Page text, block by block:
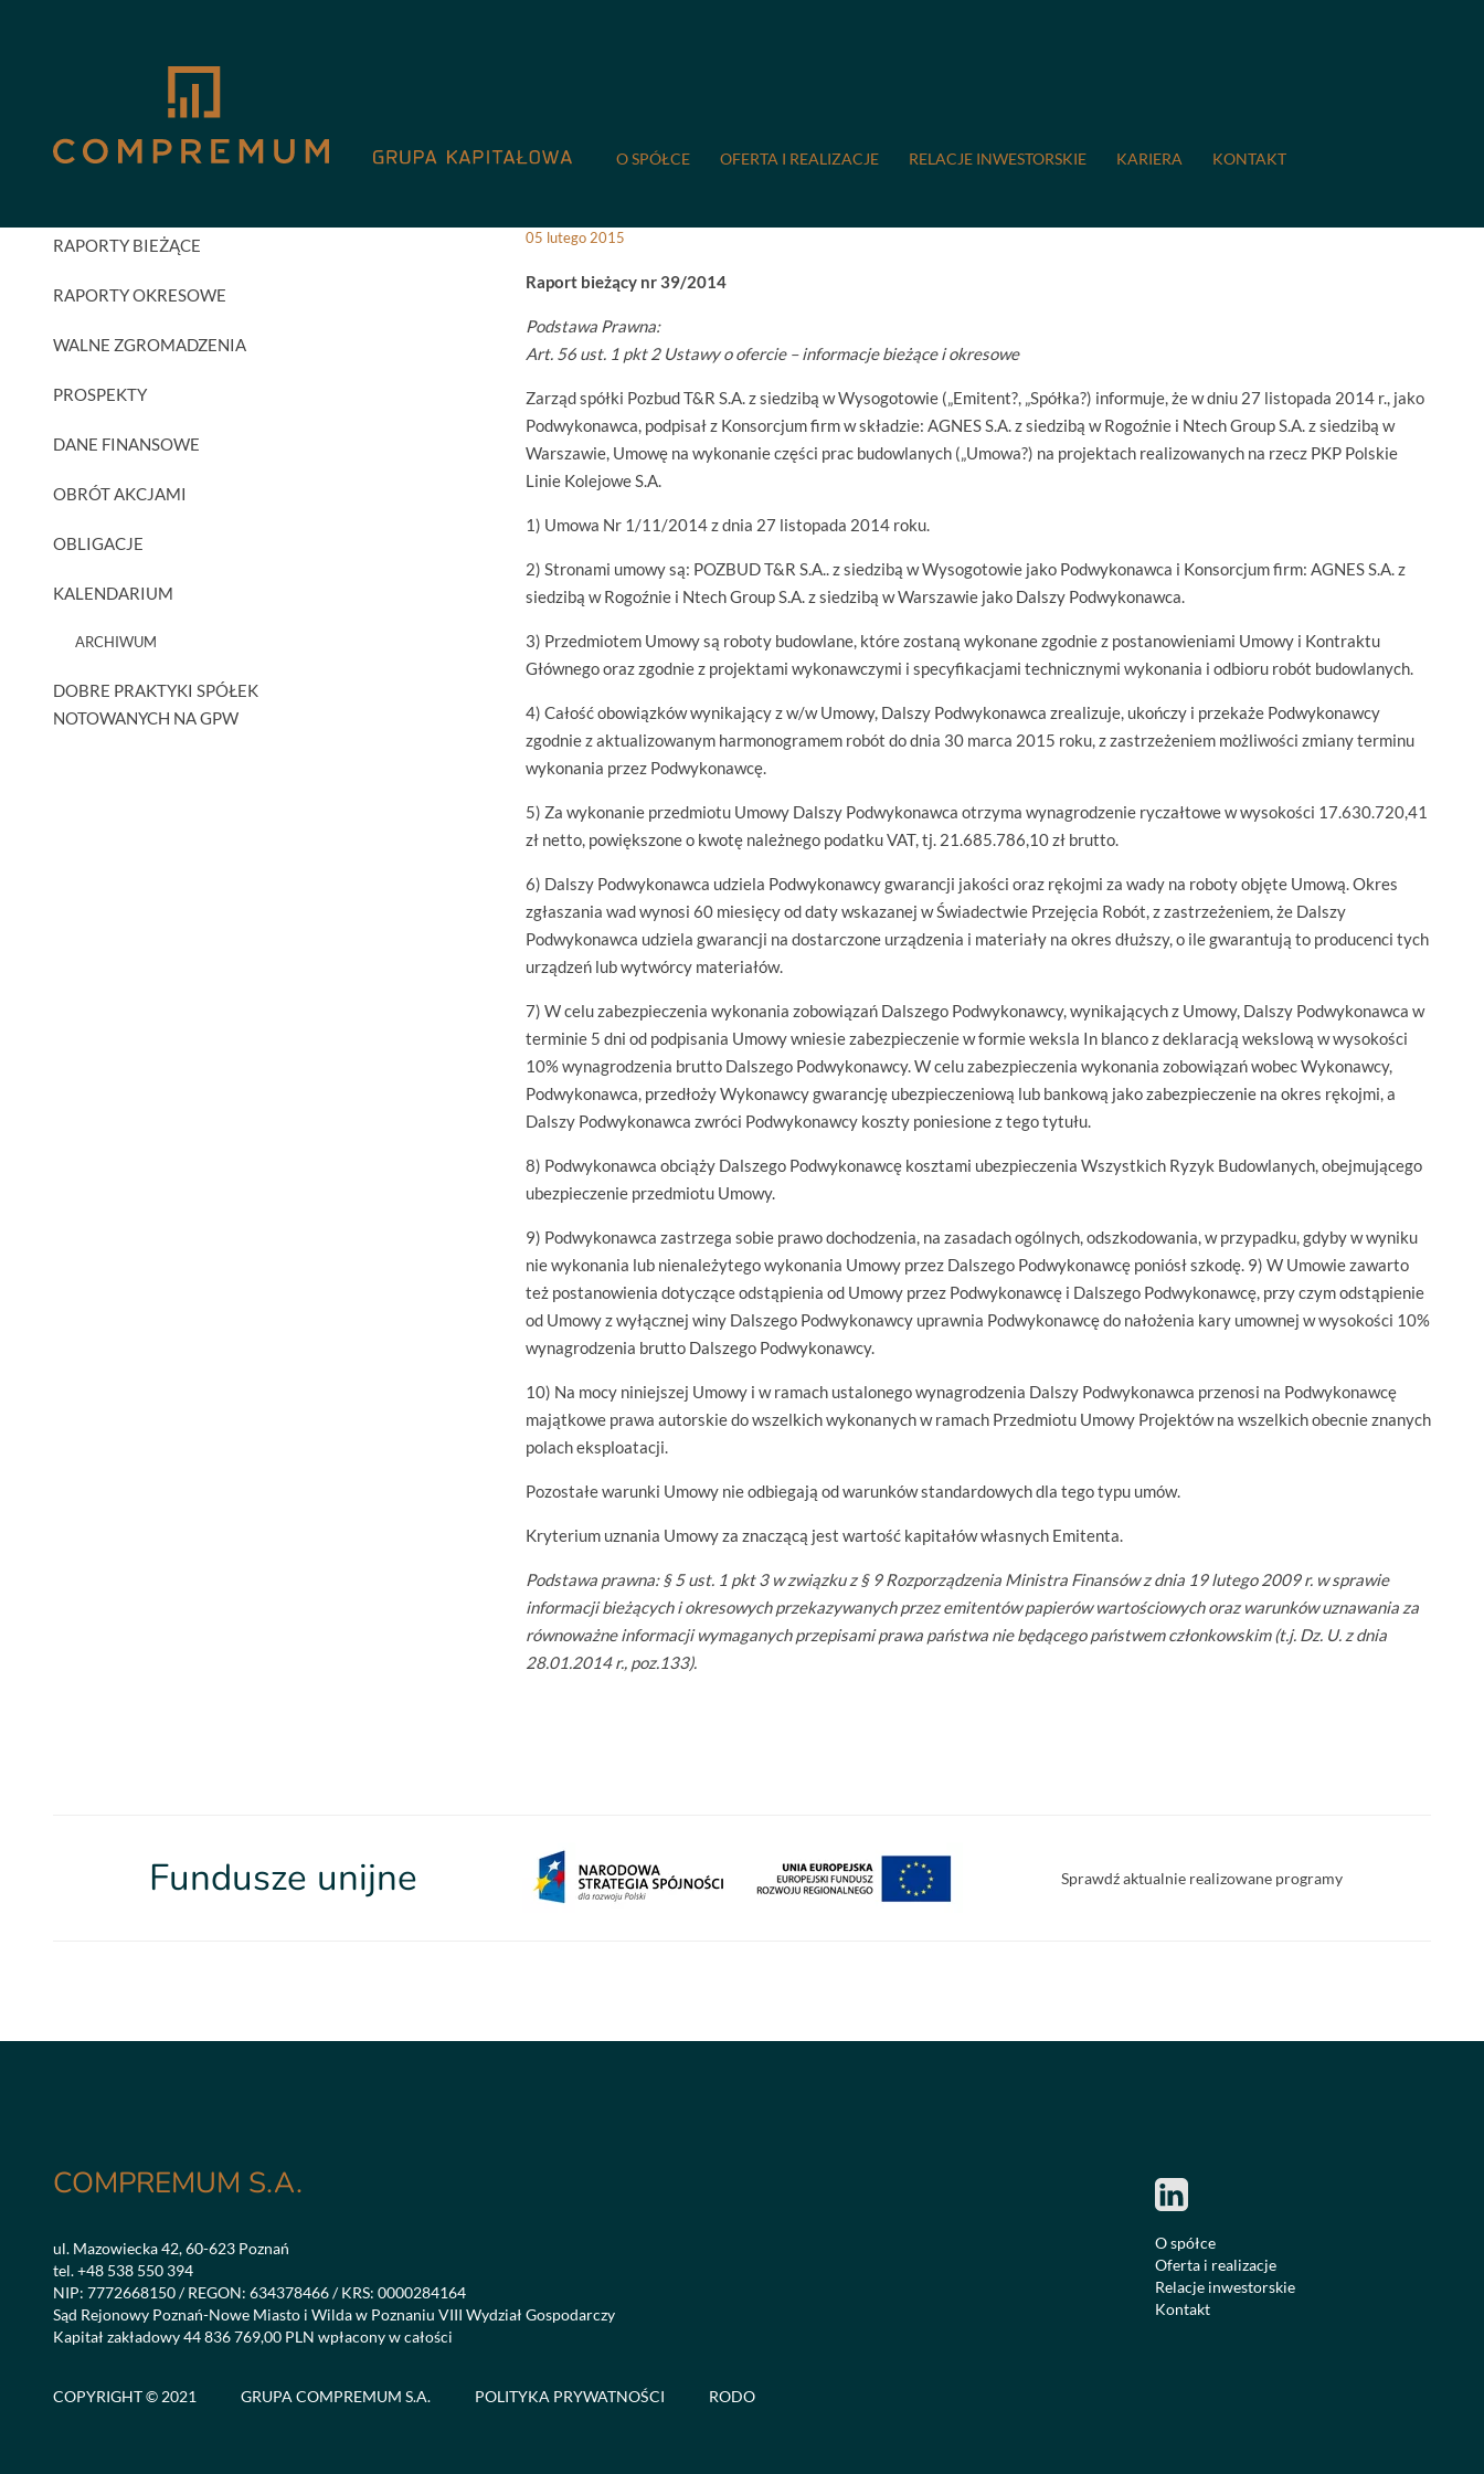
O SPÓŁCE OFERTA I REALIZACJE RELACJE INWESTORSKIE KARIERA KONTAKT
GPW
RAPORTY BIEŻĄCE
RAPORTY OKRESOWE
WALNE ZGROMADZENIA
PROSPEKTY
DANE FINANSOWE
OBRÓT AKCJAMI
OBLIGACJE
KALENDARIUM
ARCHIWUM
DOBRE PRAKTYKI SPÓŁEK
NOTOWANYCH NA GPW
Zawarcie znaczących umów z ALUSTA S.A.
05 lutego 2015
Raport bieżący nr 39/2014
Podstawa Prawna:
Art. 56 ust. 1 pkt 2 Ustawy o ofercie – informacje bieżące i okresowe
Zarząd spółki Pozbud T&R S.A. z siedzibą w Wysogotowie („Emitent?, „Spółka?) informuje, że w dniu 27 listopada 2014 r., jako
Podwykonawca, podpisał z Konsorcjum firm w składzie: AGNES S.A. z siedzibą w Rogoźnie i Ntech Group S.A. z siedzibą w
Warszawie, Umowę na wykonanie części prac budowlanych („Umowa?) na projektach realizowanych na rzecz PKP Polskie
Linie Kolejowe S.A.
1) Umowa Nr 1/11/2014 z dnia 27 listopada 2014 roku.
2) Stronami umowy są: POZBUD T&R S.A.. z siedzibą w Wysogotowie jako Podwykonawca i Konsorcjum firm: AGNES S.A. z
siedzibą w Rogoźnie i Ntech Group S.A. z siedzibą w Warszawie jako Dalszy Podwykonawca.
3) Przedmiotem Umowy są roboty budowlane, które zostaną wykonane zgodnie z postanowieniami Umowy i Kontraktu
Głównego oraz zgodnie z projektami wykonawczymi i specyfikacjami technicznymi wykonania i odbioru robót budowlanych.
4) Całość obowiązków wynikający z w/w Umowy, Dalszy Podwykonawca zrealizuje, ukończy i przekaże Podwykonawcy
zgodnie z aktualizowanym harmonogramem robót do dnia 30 marca 2015 roku, z zastrzeżeniem możliwości zmiany terminu
wykonania przez Podwykonawcę.
5) Za wykonanie przedmiotu Umowy Dalszy Podwykonawca otrzyma wynagrodzenie ryczałtowe w wysokości 17.630.720,41
zł netto, powiększone o kwotę należnego podatku VAT, tj. 21.685.786,10 zł brutto.
6) Dalszy Podwykonawca udziela Podwykonawcy gwarancji jakości oraz rękojmi za wady na roboty objęte Umową. Okres
zgłaszania wad wynosi 60 miesięcy od daty wskazanej w Świadectwie Przejęcia Robót, z zastrzeżeniem, że Dalszy
Podwykonawca udziela gwarancji na dostarczone urządzenia i materiały na okres dłuższy, o ile gwarantują to producenci tych
urządzeń lub wytwórcy materiałów.
7) W celu zabezpieczenia wykonania zobowiązań Dalszego Podwykonawcy, wynikających z Umowy, Dalszy Podwykonawca w
terminie 5 dni od podpisania Umowy wniesie zabezpieczenie w formie weksla In blanco z deklaracją wekslową w wysokości
10% wynagrodzenia brutto Dalszego Podwykonawcy. W celu zabezpieczenia wykonania zobowiązań wobec Wykonawcy,
Podwykonawca, przedłoży Wykonawcy gwarancję ubezpieczeniową lub bankową jako zabezpieczenie na okres rękojmi, a
Dalszy Podwykonawca zwróci Podwykonawcy koszty poniesione z tego tytułu.
8) Podwykonawca obciąży Dalszego Podwykonawcę kosztami ubezpieczenia Wszystkich Ryzyk Budowlanych, obejmującego
ubezpieczenie przedmiotu Umowy.
9) Podwykonawca zastrzega sobie prawo dochodzenia, na zasadach ogólnych, odszkodowania, w przypadku, gdyby w wyniku
nie wykonania lub nienależytego wykonania Umowy przez Dalszego Podwykonawcę poniósł szkodę. 9) W Umowie zawarto
też postanowienia dotyczące odstąpienia od Umowy przez Podwykonawcę i Dalszego Podwykonawcę, przy czym odstąpienie
od Umowy z wyłącznej winy Dalszego Podwykonawcy uprawnia Podwykonawcę do nałożenia kary umownej w wysokości 10%
wynagrodzenia brutto Dalszego Podwykonawcy.
10) Na mocy niniejszej Umowy i w ramach ustalonego wynagrodzenia Dalszy Podwykonawca przenosi na Podwykonawcę
majątkowe prawa autorskie do wszelkich wykonanych w ramach Przedmiotu Umowy Projektów na wszelkich obecnie znanych
polach eksploatacji.
Pozostałe warunki Umowy nie odbiegają od warunków standardowych dla tego typu umów.
Kryterium uznania Umowy za znaczącą jest wartość kapitałów własnych Emitenta.
Podstawa prawna: § 5 ust. 1 pkt 3 w związku z § 9 Rozporządzenia Ministra Finansów z dnia 19 lutego 2009 r. w sprawie
informacji bieżących i okresowych przekazywanych przez emitentów papierów wartościowych oraz warunków uznawania za
równoważne informacji wymaganych przepisami prawa państwa nie będącego państwem członkowskim (t.j. Dz. U. z dnia
28.01.2014 r., poz.133).
Fundusze unijne Sprawdź aktualnie realizowane programy
COMPREMUM S.A.
ul. Mazowiecka 42, 60-623 Poznań
tel.+48 538 550 394
NIP: 7772668150 / REGON: 634378466 / KRS: 0000284164
Sąd Rejonowy Poznań-Nowe Miasto i Wilda w Poznaniu VIII Wydział Gospodarczy
Kapitał zakładowy 44 836 769,00 PLN wpłacony w całości
O spółce
Oferta i realizacje
Relacje inwestorskie
Kontakt
COPYRIGHT © 2021 GRUPA COMPREMUM S.A. POLITYKA PRYWATNOŚCI RODO